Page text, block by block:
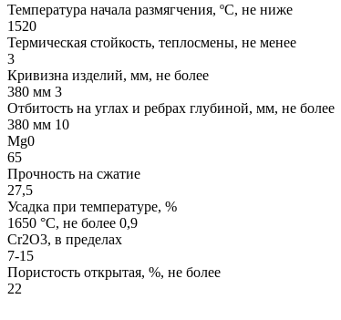
Температура начала размягчения, ºС, не ниже
1520
Термическая стойкость, теплосмены, не менее
3
Кривизна изделий, мм, не более
380 мм 3
Отбитость на углах и ребрах глубиной, мм, не более
380 мм 10
Mg0
65
Прочность на сжатие
27,5
Усадка при температуре, %
1650 °С, не более 0,9
Cr2O3, в пределах
7-15
Пористость открытая, %, не более
22